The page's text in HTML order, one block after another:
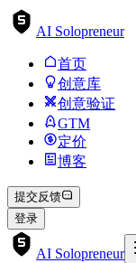
AI Solopreneur
首页
创意库
创意验证
GTM
定价
博客
提交反馈
登录
AI Solopreneur